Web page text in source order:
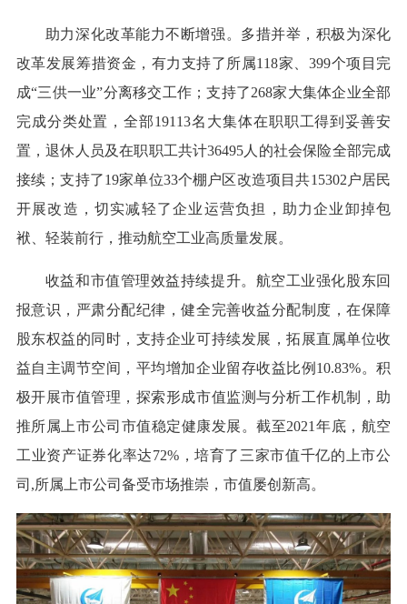
助力深化改革能力不断增强。多措并举，积极为深化
改革发展筹措资金，有力支持了所属118家、399个项目完
成“三供一业”分离移交工作；支持了268家大集体企业全部
完成分类处置，全部19113名大集体在职职工得到妥善安
置，退休人员及在职职工共计36495人的社会保险全部完成
接续；支持了19家单位33个棚户区改造项目共15302户居民
开展改造，切实减轻了企业运营负担，助力企业卸掉包
袱、轻装前行，推动航空工业高质量发展。
收益和市值管理效益持续提升。航空工业强化股东回
报意识，严肃分配纪律，健全完善收益分配制度，在保障
股东权益的同时，支持企业可持续发展，拓展直属单位收
益自主调节空间，平均增加企业留存收益比例10.83%。积
极开展市值管理，探索形成市值监测与分析工作机制，助
推所属上市公司市值稳定健康发展。截至2021年底，航空
工业资产证券化率达72%，培育了三家市值千亿的上市公
司,所属上市公司备受市场推崇，市值屡创新高。